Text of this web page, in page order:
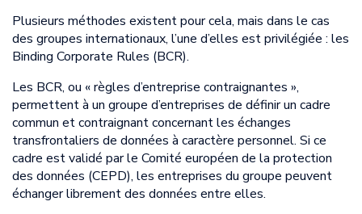
Plusieurs méthodes existent pour cela, mais dans le cas
des groupes internationaux, l’une d’elles est privilégiée : les
Binding Corporate Rules (BCR).
Les BCR, ou « règles d’entreprise contraignantes »,
permettent à un groupe d’entreprises de définir un cadre
commun et contraignant concernant les échanges
transfrontaliers de données à caractère personnel. Si ce
cadre est validé par le Comité européen de la protection
des données (CEPD), les entreprises du groupe peuvent
échanger librement des données entre elles.